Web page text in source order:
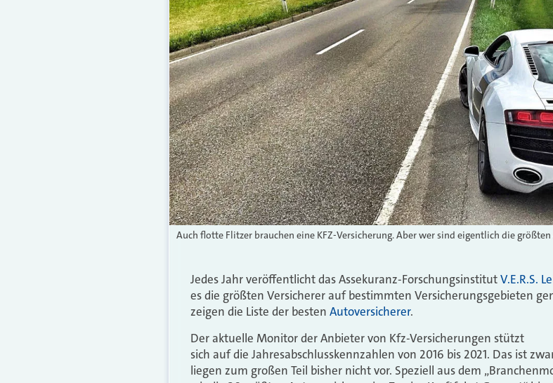
Auch flotte Flitzer brauchen eine KFZ-Versicherung. Aber wer sind eigentlich die
Jedes Jahr veröffentlicht das Assekuranz-ForschungsinstitutV.E.R.S.
es die größten Versicherer auf bestimmten Versicherungsgebieten
zeigen die Liste der besten Autoversicherer.
Der aktuelle Monitor der Anbieter von Kfz-Versicherungen stützt
sich auf die Jahresabschlusskennzahlen von 2016 bis 2021. Das ist
liegen zum großen Teil bisher nicht vor. Speziell aus dem